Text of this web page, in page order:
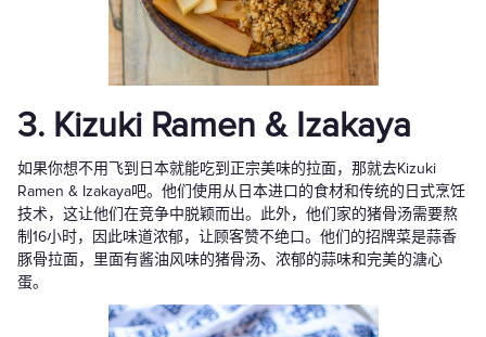
3. Kizuki Ramen & Izakaya
如果你想不用飞到日本就能吃到正宗美味的拉面，那就去Kizuki
Ramen & Izakaya吧。他们使用从日本进口的食材和传统的日式烹饪
技术，这让他们在竞争中脱颖而出。此外，他们家的猪骨汤需要熬
制16小时，因此味道浓郁，让顾客赞不绝口。他们的招牌菜是蒜香
豚骨拉面，里面有酱油风味的猪骨汤、浓郁的蒜味和完美的溏心
蛋。